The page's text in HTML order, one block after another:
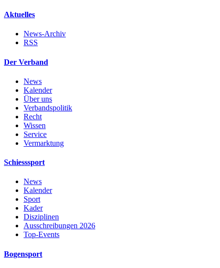
Aktuelles
News-Archiv
RSS
Der Verband
News
Kalender
Über uns
Verbandspolitik
Recht
Wissen
Service
Vermarktung
Schiesssport
News
Kalender
Sport
Kader
Disziplinen
Ausschreibungen 2026
Top-Events
Bogensport